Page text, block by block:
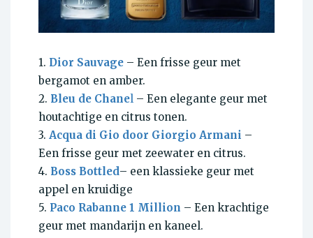
1. Dior Sauvage – Een frisse geur met
bergamot en amber.
2. Bleu de Chanel – Een elegante geur met
houtachtige en citrus tonen.
3. Acqua di Gio door Giorgio Armani –
Een frisse geur met zeewater en citrus.
4. Boss Bottled– een klassieke geur met
appel en kruidige
5. Paco Rabanne 1 Million – Een krachtige
geur met mandarijn en kaneel.